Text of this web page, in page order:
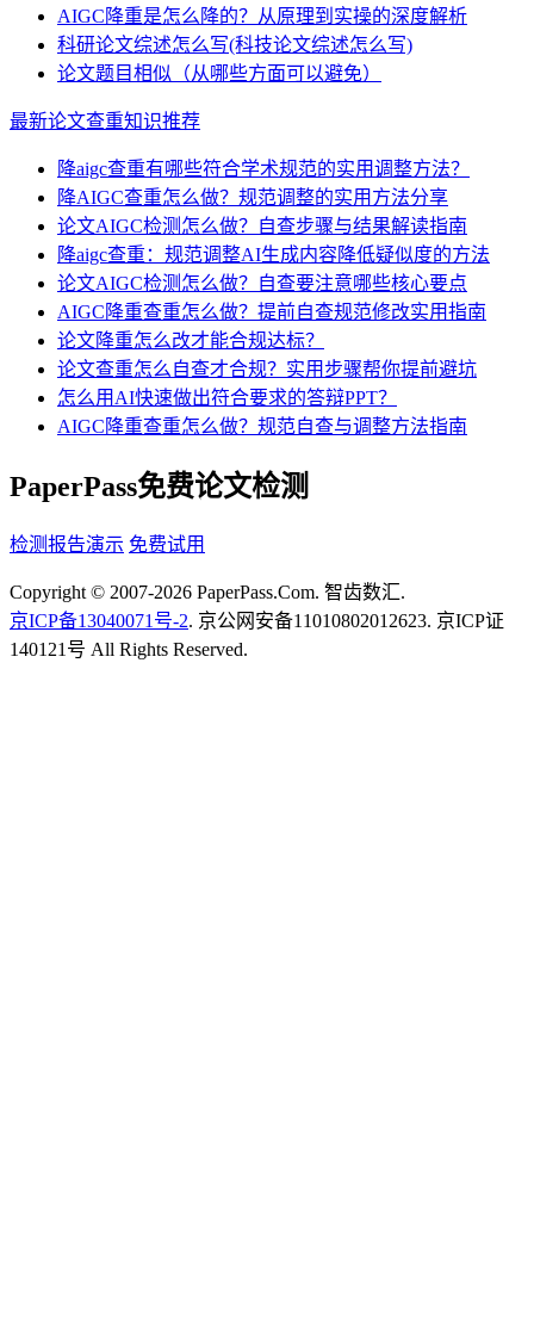
AIGC降重是怎么降的？从原理到实操的深度解析
科研论文综述怎么写(科技论文综述怎么写)
论文题目相似（从哪些方面可以避免）
最新论文查重知识推荐
降aigc查重有哪些符合学术规范的实用调整方法？
降AIGC查重怎么做？规范调整的实用方法分享
论文AIGC检测怎么做？自查步骤与结果解读指南
降aigc查重：规范调整AI生成内容降低疑似度的方法
论文AIGC检测怎么做？自查要注意哪些核心要点
AIGC降重查重怎么做？提前自查规范修改实用指南
论文降重怎么改才能合规达标？
论文查重怎么自查才合规？实用步骤帮你提前避坑
怎么用AI快速做出符合要求的答辩PPT？
AIGC降重查重怎么做？规范自查与调整方法指南
PaperPass免费论文检测
检测报告演示 免费试用
Copyright © 2007-2026 PaperPass.Com. 智齿数汇.
京ICP备13040071号-2. 京公网安备11010802012623. 京ICP证
140121号 All Rights Reserved.